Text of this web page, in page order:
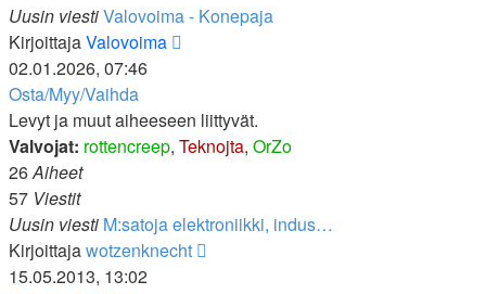
Uusin viestiValovoima - Konepaja
KirjoittajaValovoima
02.01.2026, 07:46
Osta/Myy/Vaihda
Levyt ja muut aiheeseen liittyvät.
Valvojat: rottencreep, Teknojta, OrZo
26Aiheet
57 Viestit
Uusin viesti M:satoja elektroniikki, indus…
Kirjoittajawotzenknecht
15.05.2013, 13:02